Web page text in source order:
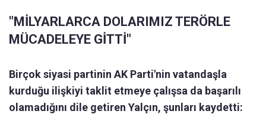
"MİLYARLARCA DOLARIMIZ TERÖRLE
MÜCADELEYE GİTTİ"
Birçok siyasi partinin AK Parti'nin vatandaşla
kurduğu ilişkiyi taklit etmeye çalışsa da başarılı
olamadığını dile getiren Yalçın, şunları kaydetti: